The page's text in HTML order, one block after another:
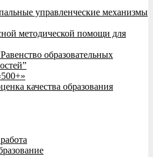
управленческие механизмы
методической помощи для
образовательных
качества образования